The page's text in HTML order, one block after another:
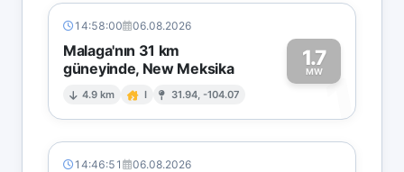
14:58:00 06.08.2026
Malaga'nın 31 km
güneyinde, New Meksika
4.9 km I 31.94, -104.07
1.7
MW1
14:46:51 06.08.2026